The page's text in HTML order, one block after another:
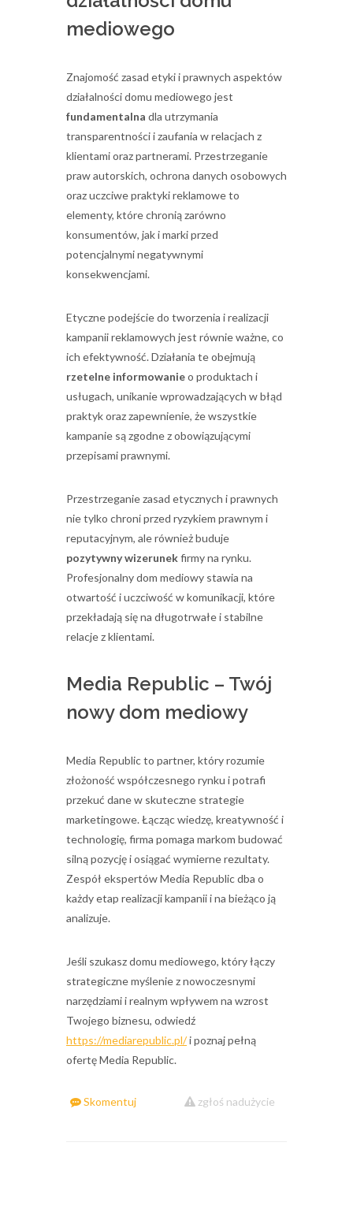
mediowego
Znajomość zasad etyki i prawnych aspektów
działalności domu mediowego jest
fundamentalna dla utrzymania
transparentności i zaufania w relacjach z
klientami oraz partnerami. Przestrzeganie
praw autorskich, ochrona danych osobowych
oraz uczciwe praktyki reklamowe to
elementy, które chronią zarówno
konsumentów, jak i marki przed
potencjalnymi negatywnymi
konsekwencjami.
Etyczne podejście do tworzenia i realizacji
kampanii reklamowych jest równie ważne, co
ich efektywność. Działania te obejmują
rzetelne informowanieo produktach i
usługach, unikanie wprowadzających w błąd
praktyk oraz zapewnienie, że wszystkie
kampanie są zgodne z obowiązującymi
przepisami prawnymi.
Przestrzeganie zasad etycznych i prawnych
nie tylko chroni przed ryzykiem prawnym i
reputacyjnym, ale również buduje
pozytywny wizerunekfirmy na rynku.
Profesjonalny dom mediowy stawia na
otwartość i uczciwość w komunikacji, które
przekładają się na długotrwałe i stabilne
relacje z klientami.
Media Republic – Twój
nowy dom mediowy
Media Republic to partner, który rozumie
złożoność współczesnego rynku i potrafi
przekuć dane w skuteczne strategie
marketingowe. Łącząc wiedzę, kreatywność i
technologię, firma pomaga markom budować
silną pozycję i osiągać wymierne rezultaty.
Zespół ekspertów Media Republic dba o
każdy etap realizacji kampanii i na bieżąco ją
analizuje.
Jeśli szukasz domu mediowego, który łączy
strategiczne myślenie z nowoczesnymi
narzędziami i realnym wpływem na wzrost
Twojego biznesu, odwiedź
https://mediarepublic.pl/i poznaj pełną
ofertę Media Republic.
Skomentuj zgłoś nadużycie